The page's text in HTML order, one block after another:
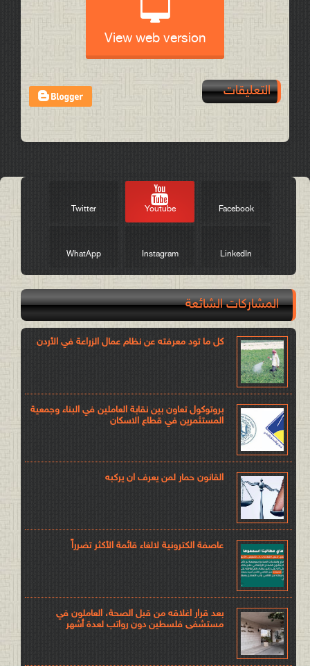
View web version
التعليقات
Facebook
Youtube
Twitter
LinkedIn
Instagram
WhatApp
المشاركات الشائعة
كل ما تود معرفته عن نظام عمال الزراعة في الأردن
بروتوكول تعاون بين نقابة العاملين في البناء وجمعية
المستثمرين في قطاع الاسكان
القانون حمار لمن يعرف ان يركبه
عاصفة الكترونية لالغاء قائمة الأكثر تضرراً
بعد قرار اغلاقه من قبل الصحة، العاملون في
مستشفى فلسطين دون رواتب لعدة أشهر